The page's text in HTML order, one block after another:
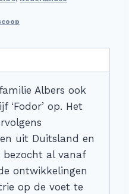
Albers ook
‘Fodor’ op. Het
uit Duitsland en
bezocht al vanaf
ontwikkelingen
op de voet te